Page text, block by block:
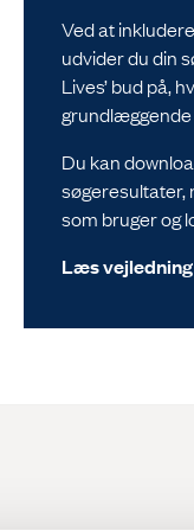
Ved at
udvider du din
Lives’ bud på,
Du kan
søgeresultater,
som bruger og
Læs